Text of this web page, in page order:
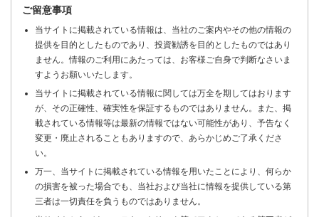
ご留意事項
当サイトに掲載されている情報は、当社のご案内やその他の情報の
提供を目的としたものであり、投資勧誘を目的としたものではあり
ません。情報のご利用にあたっては、お客様ご自身で判断なさいま
すようお願いいたします。
当サイトに掲載されている情報に関しては万全を期してはおります
が、その正確性、確実性を保証するものではありません。また、掲
載されている情報等は最新の情報ではない可能性があり、予告なく
変更・廃止されることもありますので、あらかじめご了承くださ
い。
万一、当サイトに掲載されている情報を用いたことにより、何らか
の損害を被った場合でも、当社および当社に情報を提供している第
三者は一切責任を負うものではありません。